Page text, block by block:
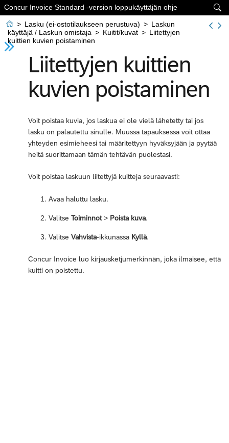

Concur Invoice Standard -version loppukäyttäjän ohje
 > Lasku (ei-ostotilaukseen perustuva) > Laskun
käyttäjä / Laskun omistaja > Kuitit/kuvat > Liitettyjen
kuittien kuvien poistaminen
Liitettyjen kuittien
kuvien poistaminen
Voit poistaa kuvia, jos laskua ei ole vielä lähetetty tai jos
lasku on palautettu sinulle. Muussa tapauksessa voit ottaa
yhteyden esimieheesi tai määritettyyn hyväksyjään ja pyytää
heitä suorittamaan tämän tehtävän puolestasi.
Voit poistaa laskuun liitettyjä kuitteja seuraavasti:
Avaa haluttu lasku.
Valitse Toiminnot> Poista kuva.
Valitse Vahvista-ikkunassa Kyllä.
Concur Invoice luo kirjausketjumerkinnän, joka ilmaisee, että
kuitti on poistettu.